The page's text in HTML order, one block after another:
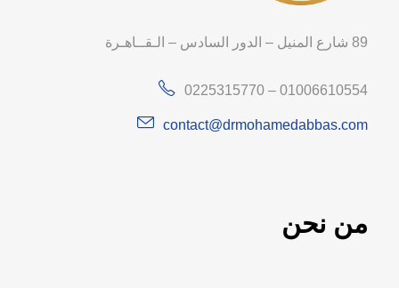
89 شارع المنيل – الدور السادس – الـقــاهـرة
0225315770 – 01006610554
contact@drmohamedabbas.com
من نحن